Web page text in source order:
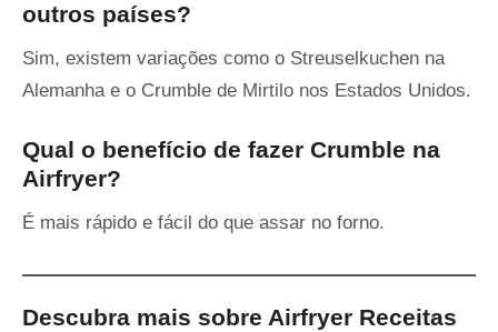
outros países?
Sim, existem variações como o Streuselkuchen na
Alemanha e o Crumble de Mirtilo nos Estados Unidos.
Qual o benefício de fazer Crumble na
Airfryer?
É mais rápido e fácil do que assar no forno.
Descubra mais sobre Airfryer Receitas